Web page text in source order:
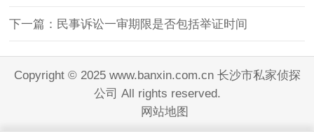
下一篇：民事诉讼一审期限是否包括举证时间
Copyright © 2025 www.banxin.com.cn 长沙市私家侦探
公司 All rights reserved.
网站地图